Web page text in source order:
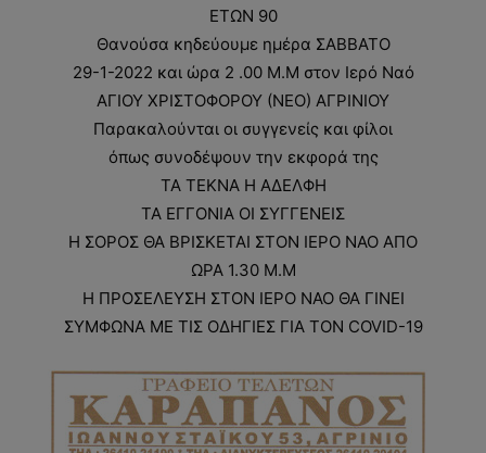
ΕΤΩΝ 90
Θανούσα κηδεύουμε ημέρα ΣΑΒΒΑΤΟ
29-1-2022 και ώρα 2 .00 Μ.Μ στον Ιερό Ναό
ΑΓΙΟΥ ΧΡΙΣΤΟΦΟΡΟΥ (ΝΕΟ) ΑΓΡΙΝΙΟΥ
Παρακαλούνται οι συγγενείς και φίλοι
όπως συνοδέψουν την εκφορά της
ΤΑ ΤΕΚΝΑ Η ΑΔΕΛΦΗ
ΤΑ ΕΓΓΟΝΙΑ ΟΙ ΣΥΓΓΕΝΕΙΣ
Η ΣΟΡΟΣ ΘΑ ΒΡΙΣΚΕΤΑΙ ΣΤΟΝ ΙΕΡΟ ΝΑΟ ΑΠΟ
ΩΡΑ 1.30 Μ.Μ
Η ΠΡΟΣΕΛΕΥΣΗ ΣΤΟΝ ΙΕΡΟ ΝΑΟ ΘΑ ΓΙΝΕΙ
ΣΥΜΦΩΝΑ ΜΕ ΤΙΣ ΟΔΗΓΙΕΣ ΓΙΑ ΤΟΝ COVID-19